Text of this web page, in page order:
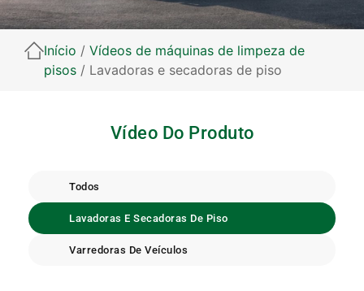
Início / Vídeos de máquinas de limpeza de
pisos / Lavadoras e secadoras de piso
Vídeo Do Produto
Todos
Lavadoras E Secadoras De Piso
Varredoras De Veículos